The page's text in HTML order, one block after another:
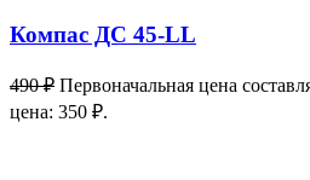
Компас ДС 45-LL
490₽ Первоначальная цена
цена: 350 ₽.